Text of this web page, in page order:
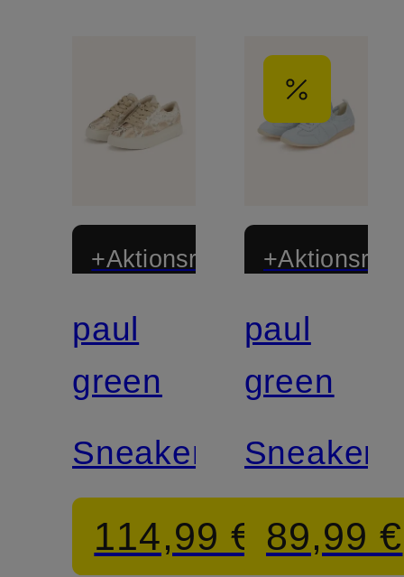
+Aktionsrabatt
Zertifiziert
paul
green
Sneaker
114,99 €
Zertifiziert
paul
green
Sneaker
89,99 €